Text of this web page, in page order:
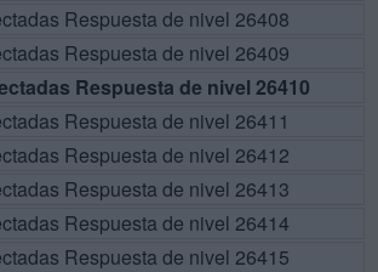
Respuesta de nivel 26408
Respuesta de nivel 26409
Respuesta de nivel 26410
Respuesta de nivel 26411
Respuesta de nivel 26412
Respuesta de nivel 26413
Respuesta de nivel 26414
Respuesta de nivel 26415